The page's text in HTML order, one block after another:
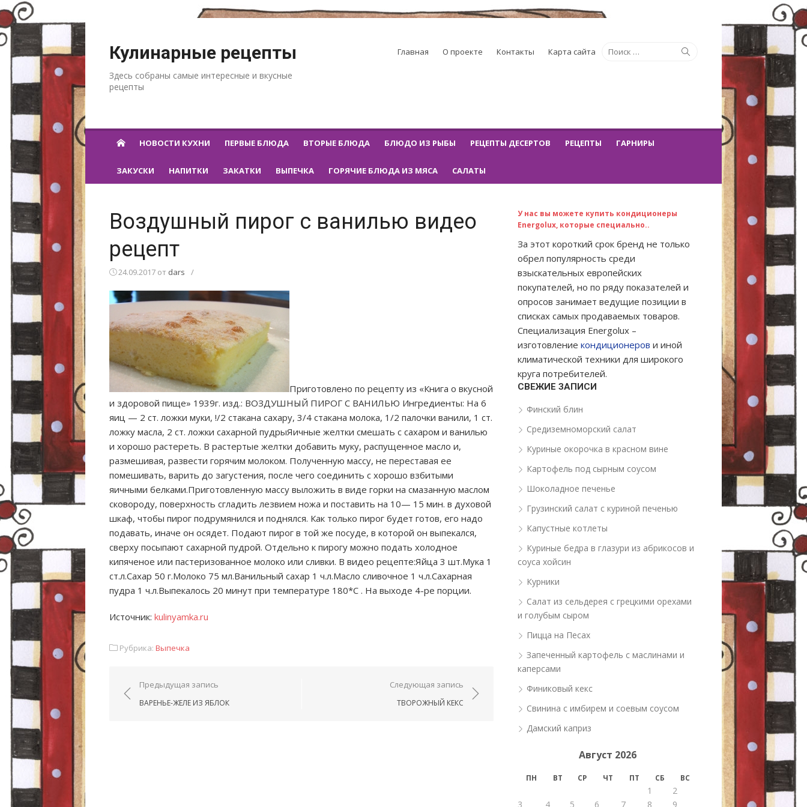
Кулинарные рецепты
Здесь собраны самые интересные и вкусные
рецепты
Искать:
Главная О проекте Контакты Карта сайта
НОВОСТИ КУХНИ ПЕРВЫЕ БЛЮДА ВТОРЫЕ БЛЮДА БЛЮДО ИЗ РЫБЫ РЕЦЕПТЫ ДЕСЕРТОВ РЕЦЕПТЫ ГАРНИРЫ
ЗАКУСКИ НАПИТКИ ЗАКАТКИ ВЫПЕЧКА ГОРЯЧИЕ БЛЮДА ИЗ МЯСА САЛАТЫ
Воздушный пирог с ванилью видео
рецепт
24.09.2017 от dars /
Приготовлено по рецепту из «Книга о вкусной
и здоровой пище» 1939г. изд.: ВОЗДУШНЫЙ ПИРОГ С ВАНИЛЬЮ Ингредиенты: На 6
яиц — 2 ст. ложки муки, !/2 стакана сахару, 3/4 стакана молока, 1/2 палочки ванили, 1 ст.
ложку масла, 2 ст. ложки сахарной пудрыЯичные желтки смешать с сахаром и ванилью
и хорошо растереть. В растертые желтки добавить муку, распущенное масло и,
размешивая, развести горячим молоком. Полученную массу, не переставая ее
помешивать, варить до загустения, после чего соединить с хорошо взбитыми
яичными белками.Приготовленную массу выложить в виде горки на смазанную маслом
сковороду, поверхность сгладить лезвием ножа и поставить на 10— 15 мин. в духовой
шкаф, чтобы пирог подрумянился и поднялся. Как только пирог будет готов, его надо
подавать, иначе он осядет. Подают пирог в той же посуде, в которой он выпекался,
сверху посыпают сахарной пудрой. Отдельно к пирогу можно подать холодное
кипяченое или пастеризованное молоко или сливки. В видео рецепте:Яйца 3 шт.Мука 1
ст.л.Сахар 50 г.Молоко 75 мл.Ванильный сахар 1 ч.л.Масло сливочное 1 ч.л.Сахарная
пудра 1 ч.л.Выпекалось 20 минут при температуре 180*С . На выходе 4-ре порции.
Источник: kulinyamka.ru
Рубрика: Выпечка
Навигация по записям
Предыдущая запись
ВАРЕНЬЕ-ЖЕЛЕ ИЗ ЯБЛОК
Следующая запись
ТВОРОЖНЫЙ КЕКС
У нас вы можете купить кондиционеры
Energolux, которые специально..
За этот короткий срок бренд не только
обрел популярность среди
взыскательных европейских
покупателей, но по ряду показателей и
опросов занимает ведущие позиции в
списках самых продаваемых товаров.
Специализация Energolux –
изготовление кондиционеров и иной
климатической техники для широкого
круга потребителей.
СВЕЖИЕ ЗАПИСИ
Финский блин
Средиземноморский салат
Куриные окорочка в красном вине
Картофель под сырным соусом
Шоколадное печенье
Грузинский салат с куриной печенью
Капустные котлеты
Куриные бедра в глазури из абрикосов и
соуса хойсин
Курники
Салат из сельдерея с грецкими орехами
и голубым сыром
Пицца на Песах
Запеченный картофель с маслинами и
каперсами
Финиковый кекс
Свинина с имбирем и соевым соусом
Дамский каприз
Август 2026
ПН ВТ СР ЧТ ПТ СБ ВС
1
2
3
4 5 6 7 8 9